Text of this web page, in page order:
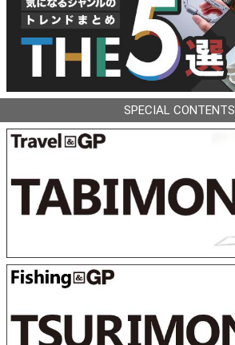
SPECIAL CONTENTS